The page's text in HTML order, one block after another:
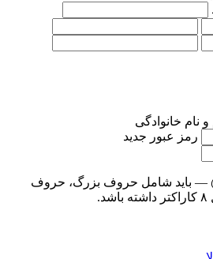
و نام خانوادگی
رمز عبور جدید
— باید شامل حروف بزرگ، حروف